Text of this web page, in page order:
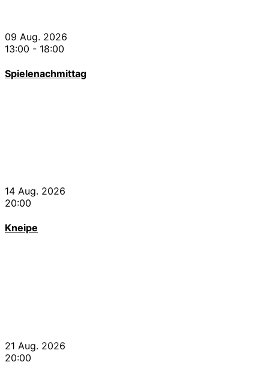
09 Aug. 2026
13:00 - 18:00
Spielenachmittag
14 Aug. 2026
20:00
Kneipe
21 Aug. 2026
20:00